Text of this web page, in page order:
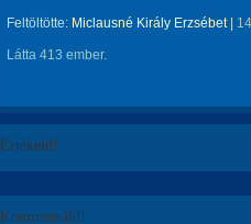
Feltöltötte: Miclausné Király Erzsébet|
Látta 413 ember.
Értékeld!
Kommentáld!